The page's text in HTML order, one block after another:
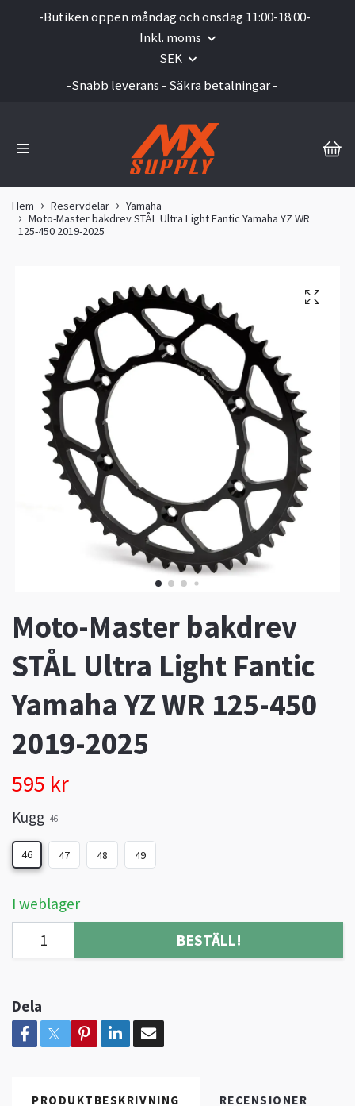
-Butiken öppen måndag och onsdag 11:00-18:00-
Inkl. moms
SEK
-Snabb leverans - Säkra betalningar -
Hem Reservdelar
Yamaha
Moto-Master bakdrev STÅL Ultra Light Fantic Yamaha YZ WR
125-450 2019-2025
Moto-Master bakdrev
STÅL Ultra Light Fantic
Yamaha YZ WR 125-450
2019-2025
595 kr
Kugg 46
46 47 48 49
I weblager
BESTÄLL!
Dela
PRODUKTBESKRIVNING RECENSIONER